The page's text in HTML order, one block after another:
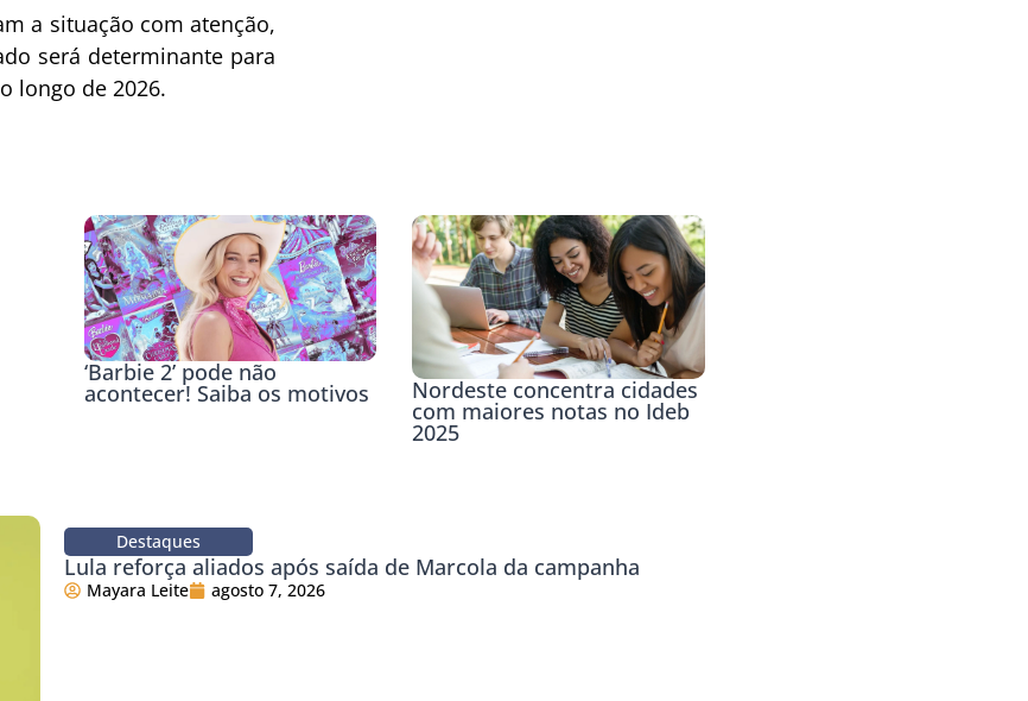
a situação com atenção,
será determinante para
longo de 2026.
‘Barbie 2’ pode não
acontecer! Saiba os motivos Nordeste concentra cidades
com maiores notas no Ideb
2025
Destaques
Lula reforça aliados após saída de Marcola da campanha
Mayara Leite agosto 7, 2026